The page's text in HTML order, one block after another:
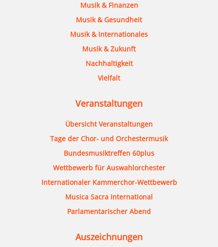
Musik & Finanzen
Musik & Gesundheit
Musik & Internationales
Musik & Zukunft
Nachhaltigkeit
Vielfalt
Veranstaltungen
Übersicht Veranstaltungen
Tage der Chor- und Orchestermusik
Bundesmusiktreffen 60plus
Wettbewerb für Auswahlorchester
Internationaler Kammerchor-Wettbewerb
Musica Sacra International
Parlamentarischer Abend
Auszeichnungen